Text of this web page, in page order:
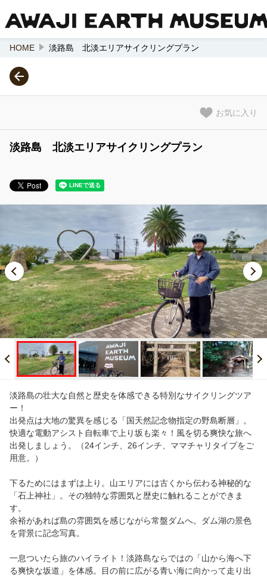
閲覧履歴
ご案内
ログイン/予約確認
HOME 淡路島 北淡エリアサイクリングプラン
淡路島 北淡エリアサイクリングプラン
お気に入り
淡路島の壮大な自然と歴史を体感できる特別なサイクリングツア
ー！
出発点は大地の驚異を感じる「国天然記念物指定の野島断層」。
快適な電動アシスト自転車で上り坂も楽々！風を切る爽快な旅へ
出発しましょう。（24インチ、26インチ、ママチャリタイプをご
用意。）
下るためにはまずは上り。山エリアには古くから伝わる神秘的な
「石上神社」。その独特な雰囲気と歴史に触れることができま
す。
余裕があれば島の雰囲気を感じながら常盤ダムへ。ダム湖の景色
を背景に記念写真。
一息ついたら旅のハイライト！淡路島ならではの「山から海へ下
る爽快な坂道」を体感。目の前に広がる青い海に向かって走り出